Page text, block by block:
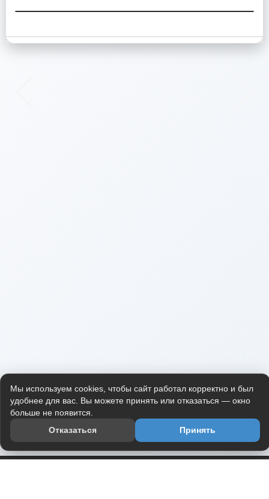
Мы используем cookies, чтобы сайт работал корректно и был
удобнее для вас. Вы можете принять или отказаться — окно
больше не появится.
Отказаться
Принять